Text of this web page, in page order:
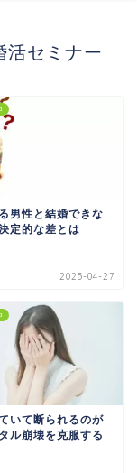
活セミナー
男性と結婚できな
定的な差とは
2025-04-27
いて断られるのが
ル崩壊を克服する